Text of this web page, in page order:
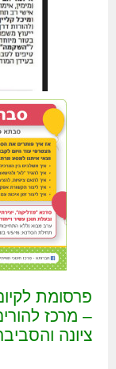
פרסומת
– מרכז
ציונה והסביבה